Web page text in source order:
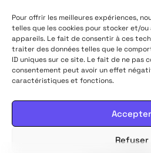
Pour offrir les meilleures expériences,
telles que les cookies pour stocker et/
appareils. Le fait de consentir à ces
traiter des données telles que le
ID uniques sur ce site. Le fait de ne pas
consentement peut avoir un effet
caractéristiques et fonctions.
Accepter
Refuser
ALPHA X CBD Shop © 2026 · Tous
Visa
Mastercard CB
PRODUITS CONTENANT MOINS DE 0,3
INTERDITS AUX FEMMES
CONDUIRE APRÈS USAGE ·